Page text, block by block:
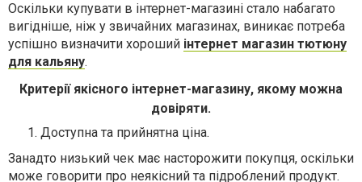
Оскільки купувати в інтернет-магазині стало набагато
вигідніше, ніж у звичайних магазинах, виникає потреба
успішно визначити хороший інтернет магазин тютюну
для кальяну.
Критерії якісного інтернет-магазину, якому можна
довіряти.
Доступна та прийнятна ціна.
Занадто низький чек має насторожити покупця, оскільки
може говорити про неякісний та підроблений продукт.